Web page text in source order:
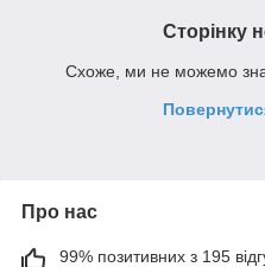
Сторінку
Схоже, ми не можемо
Про нас
99% позитивних з 195